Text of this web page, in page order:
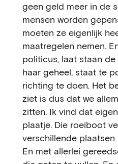
geen geld meer in de
mensen worden
moeten ze eigenlijk
maatregelen nemen.
politicus, laat staan
haar geheel, staat te
richting te doen. Het
ziet is dus dat we
zitten. Ik vind dat
plaatje. Die roeiboot
verschillende
En met allerlei